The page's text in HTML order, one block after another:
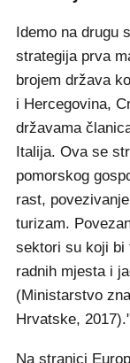
Idemo na drugu
strategija prva
brojem država
i Hercegovina,
državama
Italija. Ova se
pomorskog
rast,
turizam.
sektori su koji bi
radnih mjesta i
(Ministarstvo
Hrvatske,
Na stranici